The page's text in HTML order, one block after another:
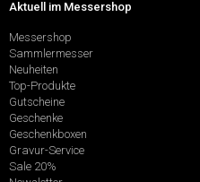
Aktuell im Messershop
Messershop
Sammlermesser
Neuheiten
Top-Produkte
Gutscheine
Geschenke
Geschenkboxen
Gravur-Service
Sale 20%